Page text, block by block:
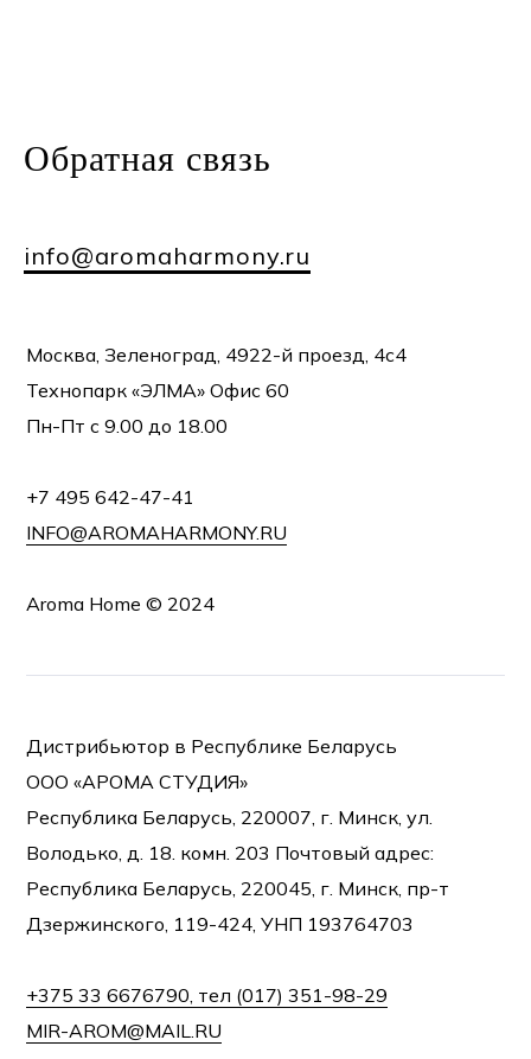
Обратная связь
info@aromaharmony.ru
Москва, Зеленоград, 4922-й проезд, 4с4
Технопарк «ЭЛМА» Офис 60
Пн-Пт с 9.00 до 18.00
+7 495 642-47-41
INFO@AROMAHARMONY.RU
Aroma Home © 2024
Дистрибьютор в Республике Беларусь
ООО «АРОМА СТУДИЯ»
Республика Беларусь, 220007, г. Минск, ул.
Володько, д. 18. комн. 203 Почтовый адрес:
Республика Беларусь, 220045, г. Минск, пр-т
Дзержинского, 119-424, УНП 193764703
+375 33 6676790, тел (017) 351-98-29
MIR-AROM@MAIL.RU